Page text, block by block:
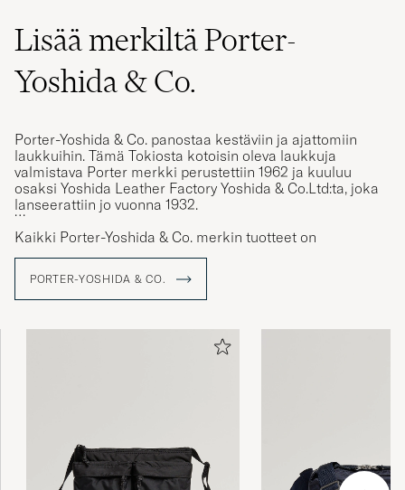
Lisää merkiltä Porter-
Yoshida & Co.
Porter-Yoshida & Co. panostaa kestäviin ja ajattomiin
laukkuihin. Tämä Tokiosta kotoisin oleva laukkuja
valmistava Porter merkki perustettiin 1962 ja kuuluu
osaksi Yoshida Leather Factory Yoshida & Co.Ltd:ta, joka
lanseerattiin jo vuonna 1932.
Kaikki Porter-Yoshida & Co. merkin tuotteet on
imeytymisen ja on mukana nopeasti muuttuvissa
trendeissä. Laukut valmistetaan jatkuvasti harkittujen
PORTER-YOSHIDA & CO.